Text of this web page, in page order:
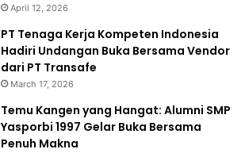
April 12, 2026
PT Tenaga Kerja Kompeten Indonesia
Hadiri Undangan Buka Bersama Vendor
dari PT Transafe
March 17, 2026
Temu Kangen yang Hangat: Alumni SMP
Yasporbi 1997 Gelar Buka Bersama
Penuh Makna